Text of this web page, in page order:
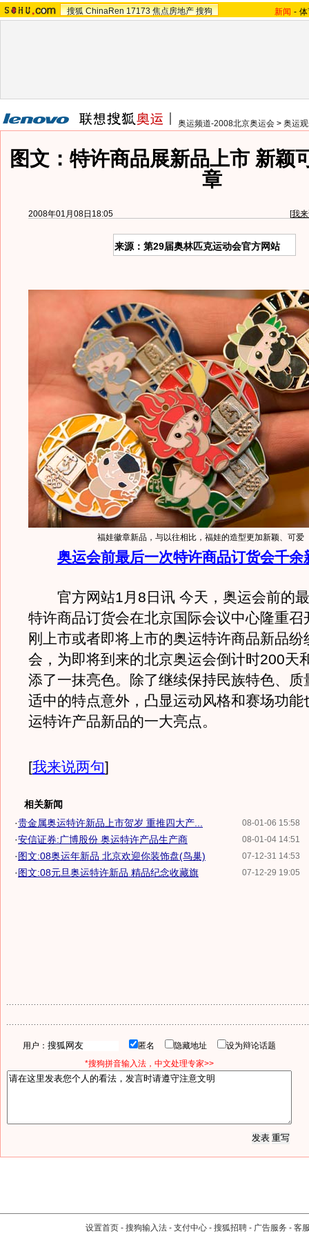
搜狐 ChinaRen 17173 焦点房地产 搜狗 新闻 -
奥运频道-2008北京奥运会 > 奥运
图文：特许商品展新品上市 新颖
章
2008年01月08日18:05 [我
来源：第29届奥林匹克运动会官方网站
福娃徽章新品，与以往相比，福娃的造型更加新颖、可爱
奥运会前最后一次特许商品订货会千余
官方网站1月8日讯 今天，奥运会前的
特许商品订货会在北京国际会议中心隆重召
刚上市或者即将上市的奥运特许商品新品纷
会，为即将到来的北京奥运会倒计时200天
添了一抹亮色。除了继续保持民族特色、质
适中的特点意外，凸显运动风格和赛场功能
运特许产品新品的一大亮点。
[我来说两句]
相关新闻
08-01-06 15:58
·贵金属奥运特许新品上市贺岁 重推四大产...
08-01-04 14:51
·安信证券:广博股份 奥运特许产品生产商
07-12-31 14:53
·图文:08奥运年新品 北京欢迎你装饰盘(鸟巢)
07-12-29 19:05
·图文:08元旦奥运特许新品 精品纪念收藏旗
用户： 匿名 隐藏地址
设为辩论话题
*搜狗拼音输入法，中文处理专家>>
设置首页 - 搜狗输入法 - 支付中心 - 搜狐招聘 - 广告服务 - 客